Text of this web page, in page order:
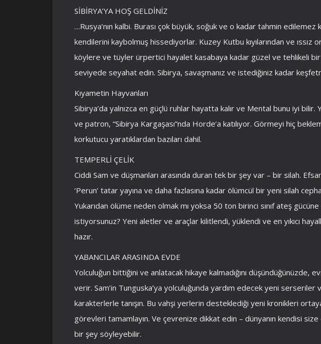
SİBİRYA’YA HOŞ GELDİNİZ
…Rusya’nın kalbi. Burası çok büyük, soğuk ve o kadar tahmin edilemez
kendilerini kaybolmuş hissediyorlar. Kuzey Kutbu kıyılarından ve ıssız
köylere ve tüyler ürpertici hayalet kasabaya kadar güzel ve tehlikeli
seviyede seyahat edin. Sibirya, savaşmanız ve istediğiniz kadar
Kıyametin Hayvanları
Sibirya’da yalnızca en güçlü ruhlar hayatta kalır ve Mental bunu iyi
ve patron, “Sibirya Kargaşası”nda Horde’a katılıyor. Görmeyi hiç
korkutucu yaratıklardan bazıları dahil.
TEMPERLİ ÇELİK
Ciddi Sam ve düşmanları arasında duran tek bir şey var – bir silah.
‘Perun’ tatar yayına ve daha fazlasına kadar ölümcül bir yeni silah
Yukarıdan ölüme neden olmak mı yoksa 50 ton birinci sınıf ateş
istiyorsunuz? Yeni aletler ve araçlar kilitlendi, yüklendi ve en yıkıcı
hazır.
YABANCILAR ARASINDA EVDE
Yolculuğun bittiğini ve anlatacak hikaye kalmadığını düşündüğünüzde,
verir. Sam’in Tunguska’ya yolculuğunda yardım edecek yeni serseriler
karakterlerle tanışın. Bu vahşi yerlerin desteklediği yeni kronikleri
görevleri tamamlayın. Ve çevrenize dikkat edin – dünyanın kendisi
bir şey söyleyebilir.